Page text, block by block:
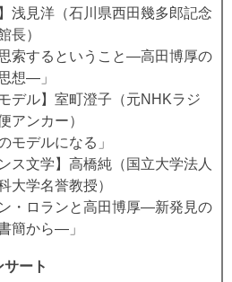
】浅見洋（石川県西田幾多郎記念
長）
思索するということ―高田博厚の
想―」
モデル】室町澄子（元NHKラジ
アンカー）
モデルになる」
ス文学】高橋純（国立大学法人
大学名誉教授）
ン・ロランと高田博厚―新発見の
簡から―」
ート